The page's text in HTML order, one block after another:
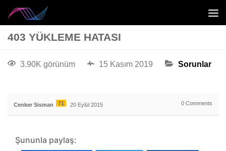
403 YÜKLEME HATASI
3.90K görünüm 15 Kasım 2019 Sorunlar
Cenker Sisman 71 20 Eylül 2015 0 Comments
Şununla paylaş: